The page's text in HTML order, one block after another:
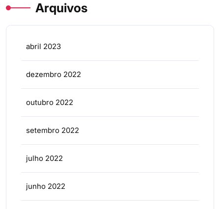
Arquivos
abril 2023
dezembro 2022
outubro 2022
setembro 2022
julho 2022
junho 2022